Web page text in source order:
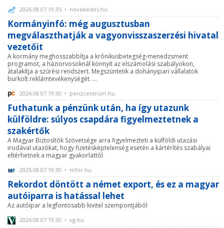
2026.08.07 19:35 • novekedes.hu
Kormányinfó: még augusztusban
megválaszthatják a vagyonvisszaszerzési hivatal
vezetőit
A kormány meghosszabbítja a krónikusbetegség-menedzsment
programot, a háziorvosoknál könnyít az elszámolási szabályokon,
átalakítja a szűrési rendszert. Megszüntetik a dohányipari vállalatok
burkolt reklámtevékenységét. ...
2026.08.07 19:30 • penzcentrum.hu
Futhatunk a pénzünk után, ha így utazunk
külföldre: súlyos csapdára figyelmeztetnek a
szakértők
A Magyar Biztosítók Szövetsége arra figyelmezteti a külföldi utazási
irodával utazókat, hogy fizetésképtelenség esetén a kártérítés szabályai
eltérhetnek a magyar gyakorlattól
2026.08.07 19:30 • mfor.hu
Rekordot döntött a német export, és ez a magyar
autóiparra is hatással lehet
Az autóipar a legfontosabb kivitel szempontjából
2026.08.07 19:30 • vg.hu